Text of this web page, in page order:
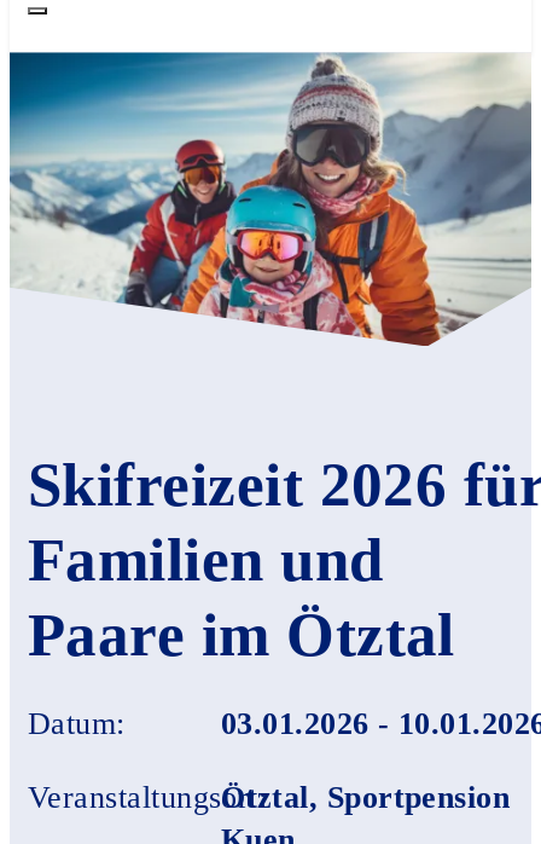
Skifreizeit 2026
Familien und
Paare im Ötztal
Datum: 03.01.2026 -
Veranstaltungsort:Ötztal, Sportpension